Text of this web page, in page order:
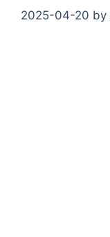
2025-04-20 by